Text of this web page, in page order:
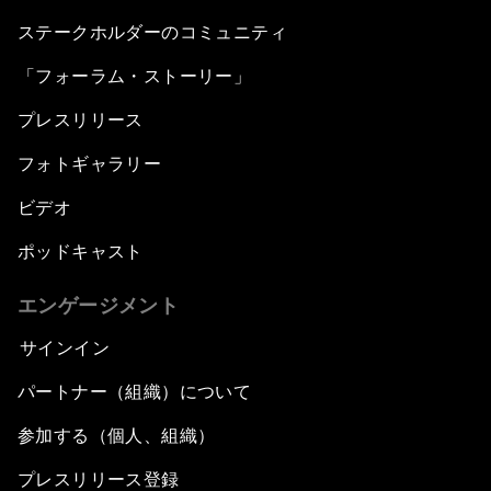
ステークホルダーのコミュニティ
「フォーラム・ストーリー」
プレスリリース
フォトギャラリー
ビデオ
ポッドキャスト
エンゲージメント
サインイン
パートナー（組織）について
参加する（個人、組織）
プレスリリース登録